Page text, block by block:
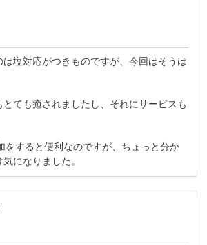
塩対応がつきものですが、今回はそうは
ても癒されましたし、それにサービスも
をすると便利なのですが、ちょっと分か
になりました。